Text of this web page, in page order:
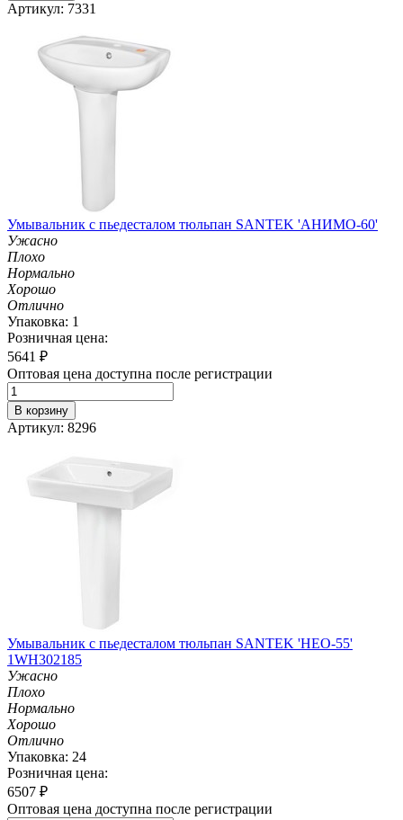
Артикул: 7331
Умывальник с пьедесталом тюльпан SANTEK 'АНИМО-60'
Ужасно
Плохо
Нормально
Хорошо
Отлично
Упаковка: 1
Розничная цена:
5641 ₽
Оптовая цена доступна после регистрации
В корзину
Артикул: 8296
Умывальник с пьедесталом тюльпан SANTEK 'НЕО-55'
1WH302185
Ужасно
Плохо
Нормально
Хорошо
Отлично
Упаковка: 24
Розничная цена:
6507 ₽
Оптовая цена доступна после регистрации